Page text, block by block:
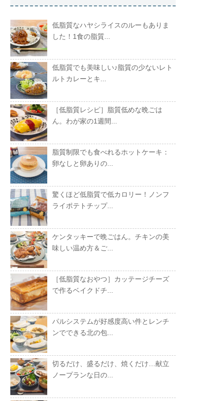
低脂質なハヤシライスのルーもありま
した！1食の脂質...
低脂質でも美味しい♪脂質の少ないレト
ルトカレーとキ...
［低脂質レシピ］脂質低めな晩ごは
ん。わが家の1週間...
脂質制限でも食べれるホットケーキ：
卵なしと卵ありの...
驚くほど低脂質で低カロリー！ノンフ
ライポテトチップ...
ケンタッキーで晩ごはん。チキンの美
味しい温め方＆ご...
［低脂質なおやつ］カッテージチーズ
で作るベイクドチ...
パルシステムが好感度高い件とレンチ
ンでできる北の包...
切るだけ、盛るだけ、焼くだけ…献立
ノープランな日の...